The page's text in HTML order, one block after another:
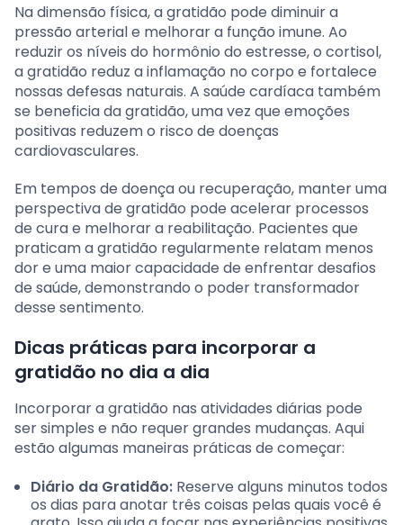
Na dimensão física, a gratidão pode diminuir a
pressão arterial e melhorar a função imune. Ao
reduzir os níveis do hormônio do estresse, o cortisol,
a gratidão reduz a inflamação no corpo e fortalece
nossas defesas naturais. A saúde cardíaca também
se beneficia da gratidão, uma vez que emoções
positivas reduzem o risco de doenças
cardiovasculares.
Em tempos de doença ou recuperação, manter uma
perspectiva de gratidão pode acelerar processos
de cura e melhorar a reabilitação. Pacientes que
praticam a gratidão regularmente relatam menos
dor e uma maior capacidade de enfrentar desafios
de saúde, demonstrando o poder transformador
desse sentimento.
Dicas práticas para incorporar a
gratidão no dia a dia
Incorporar a gratidão nas atividades diárias pode
ser simples e não requer grandes mudanças. Aqui
estão algumas maneiras práticas de começar:
Diário da Gratidão: Reserve alguns minutos todos
os dias para anotar três coisas pelas quais você é